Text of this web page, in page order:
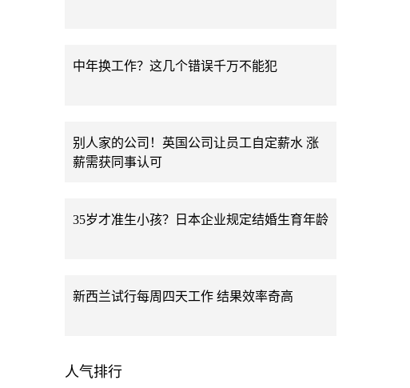
中年换工作？这几个错误千万不能犯
别人家的公司！英国公司让员工自定薪水 涨
薪需获同事认可
35岁才准生小孩？日本企业规定结婚生育年龄
新西兰试行每周四天工作 结果效率奇高
人气排行